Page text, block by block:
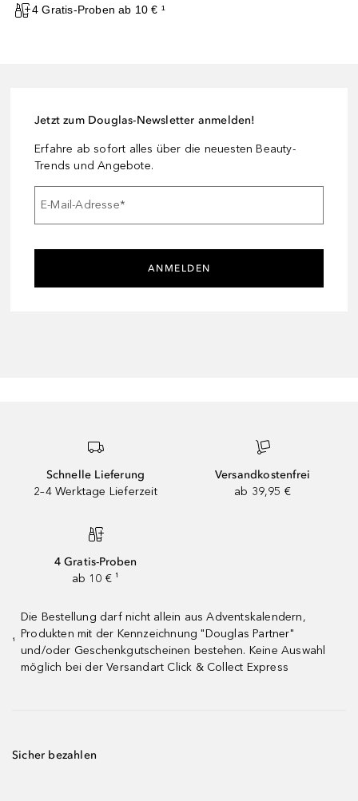
4 Gratis-Proben ab 10 € ¹
Jetzt zum Douglas-Newsletter anmelden!
Erfahre ab sofort alles über die neuesten Beauty-
Trends und Angebote.
E-Mail-Adresse*
ANMELDEN
Schnelle Lieferung
2–4 Werktage Lieferzeit
Versandkostenfrei
ab 39,95 €
4 Gratis-Proben
ab 10 € ¹
¹
Die Bestellung darf nicht allein aus Adventskalendern,
Produkten mit der Kennzeichnung "Douglas Partner"
und/oder Geschenkgutscheinen bestehen. Keine Auswahl
möglich bei der Versandart Click & Collect Express
Sicher bezahlen